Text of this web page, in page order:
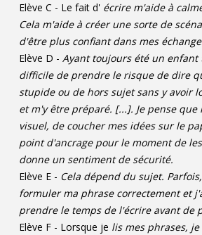
Elève C - Le fait d' écrire m'aide à
Cela m'aide à créer une sorte de
d'être plus confiant dans mes
Elève D - Ayant toujours été un
difficile de prendre le risque de dire
stupide ou de hors sujet sans y avoir
et m'y être préparé. [...]. Je pense
visuel, de coucher mes idées sur le
point d'ancrage pour le moment de
donne un sentiment de sécurité.
Elève E - Cela dépend du sujet.
formuler ma phrase correctement et
prendre le temps de l'écrire avant de
Elève F - Lorsque je lis mes phrases,